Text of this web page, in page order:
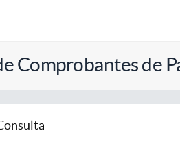
Comprobantes de